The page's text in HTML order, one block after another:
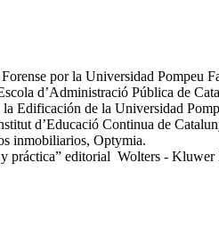
por la Universidad Pompeu
d’Administració Pública de
Edificación de la Universidad
d’Educació Continua de
inmobiliarios, Optymia.
práctica” editorial Wolters - Kluwer